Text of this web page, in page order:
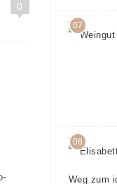
0
07
08